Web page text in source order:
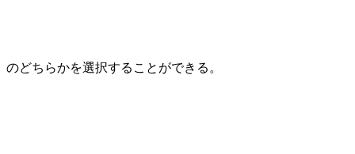
のどちらかを選択することができる。